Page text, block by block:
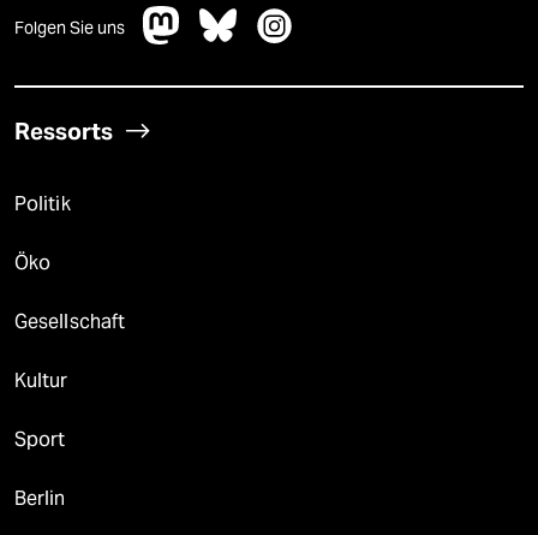
Folgen Sie uns
Ressorts
Politik
Öko
Gesellschaft
Kultur
Sport
Berlin